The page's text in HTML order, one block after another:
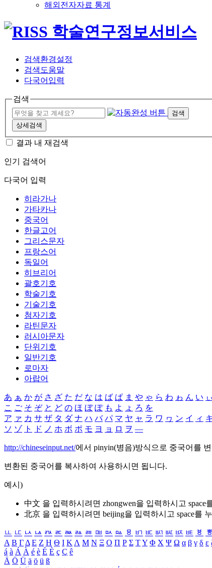
해외전자자료 통계
검색환경설정
검색도움말
다국어입력
검색
검색
상세검색
결과 내 재검색
인기 검색어
다국어 입력
히라가나
가타카나
중국어
한글고어
그리스문자
프랑스어
독일어
히브리어
괄호기호
학술기호
기술기호
첨자기호
라틴문자
러시아문자
단위기호
일반기호
로마자
아랍어
あ ぁ か が さ ざ た だ な は ば ぱ ま や ゃ ら わ ゎ ん い ぃ
こ ご そ ぞ と ど の ほ ぼ ぽ も よ ょ ろ を
ア ァ カ サ ザ タ ダ ナ ハ バ パ マ ヤ ャ ラ ワ ヮ ン イ ィ キ
ソ ゾ ト ド ノ ホ ボ ポ モ ヨ ョ ロ ヲ ―
http://chineseinput.net/에서 pinyin(병음)방식으로 중국어를
변환된 중국어를 복사하여 사용하시면 됩니다.
예시)
中文 을 입력하시려면 zhongwen을 입력하시고 space
北京 을 입력하시려면 beijing을 입력하시고 space를
ㅥ ㅦ ㅧ ㅨ ㅩ ㅪ ㅫ ㅬ ㅭ ㅮ ㅯ ㅰ ㅱ ㅲ ㅳ ㅴ ㅵ ㅶ ㅷ ㅸ ㅹ
Α Β ΓΔ Ε Ζ Η Θ Ι ΚΛ Μ Ν Ξ Ο Π Ρ Σ ΤΥ Φ Χ Ψ Ω α β γ δ ε
á à Á À é è É È ç Ç ê
Ä Ö Ü ä ö ü ß